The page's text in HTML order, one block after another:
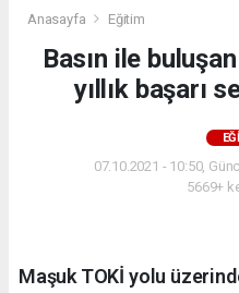
Anasayfa Eğitim
Basın ile
yıllık başarı
07.10.2021 - 10:50,
5669+
Maşuk TOKİ yolu